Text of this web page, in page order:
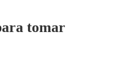
tomar